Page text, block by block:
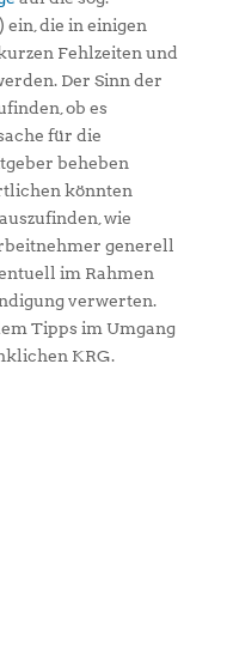
die in einigen
Fehlzeiten und
Der Sinn der
ob es
für die
beheben
könnten
wie
generell
im Rahmen
verwerten.
Tipps im Umgang
KRG.